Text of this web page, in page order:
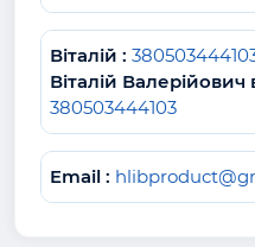
Віталій :
Віталій Валерійович
380503444103
Email :